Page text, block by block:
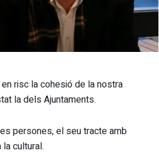
risc la cohesió de la nostra
la dels Ajuntaments.
persones, el seu tracte amb
cultural.